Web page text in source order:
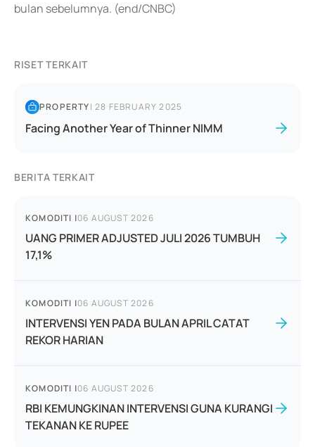
bulan sebelumnya. (end/CNBC)
RISET TERKAIT
PROPERTY|28 FEBRUARY 2025
Facing Another Year of Thinner NIMM
BERITA TERKAIT
KOMODITI |06 AUGUST 2026
UANG PRIMER ADJUSTED JULI 2026 TUMBUH
17,1%
KOMODITI |06 AUGUST 2026
INTERVENSI YEN PADA BULAN APRIL CATAT
REKOR HARIAN
KOMODITI |06 AUGUST 2026
RBI KEMUNGKINAN INTERVENSI GUNA KURANGI
TEKANAN KE RUPEE